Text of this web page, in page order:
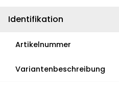
Identifikation
Artikelnummer
Variantenbeschreibung